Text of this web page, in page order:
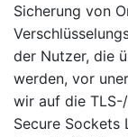
Sicherung von
der Nutzer, die
werden, vor
wir auf die
Secure Sockets